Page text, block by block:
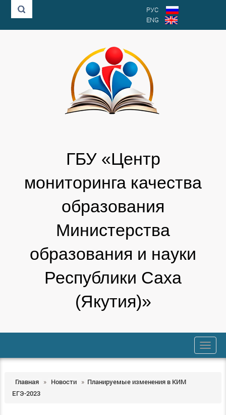
РУС
ENG
ГБУ «Центр
мониторинга качества
образования
Министерства
образования и науки
Республики Саха
(Якутия)»
trk
Главная » Новости » Планируемые изменения в КИМ
ЕГЭ-2023